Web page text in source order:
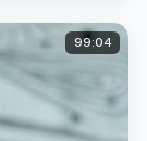
99:04